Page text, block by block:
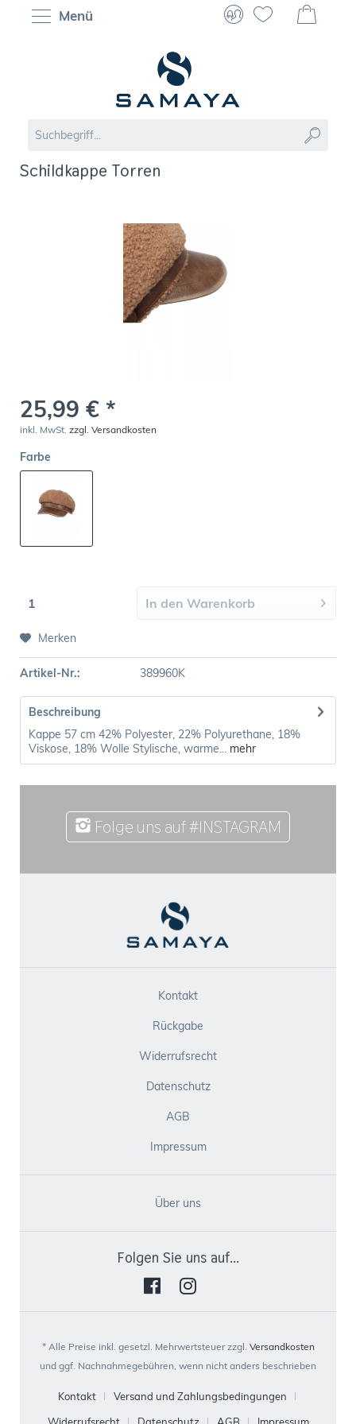
Menü
Schildkappe Torren
25,99 € *
inkl. MwSt. zzgl. Versandkosten
Farbe
In den Warenkorb
Merken
Artikel-Nr.: 389960K
Beschreibung
Kappe 57 cm 42% Polyester, 22% Polyurethane, 18%
Viskose, 18% Wolle Stylische, warme... mehr
Folge uns auf #INSTAGRAM
Kontakt
Rückgabe
Widerrufsrecht
Datenschutz
AGB
Impressum
Über uns
Folgen Sie uns auf...
* Alle Preise inkl. gesetzl. Mehrwertsteuer zzgl. Versandkosten
und ggf. Nachnahmegebühren, wenn nicht anders beschrieben
Kontakt
Versand und Zahlungsbedingungen